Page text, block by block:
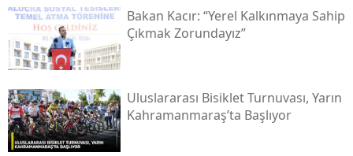
Bakan Kacır: “yerel Kalkınmaya Sahip
Çıkmak Zorundayız”
Uluslararası Bisiklet Turnuvası, Yarın
Kahramanmaraş’ta Başlıyor